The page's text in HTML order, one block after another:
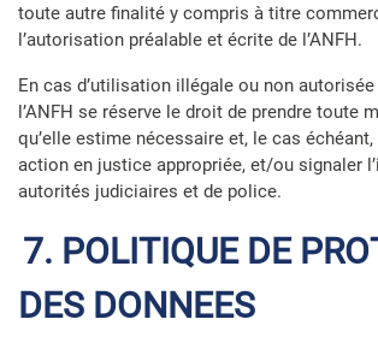
toute autre finalité y compris à titre
l’autorisation préalable et écrite de l’ANFH.
En cas d’utilisation illégale ou non
l’ANFH se réserve le droit de prendre toute
qu’elle estime nécessaire et, le cas échéant,
action en justice appropriée, et/ou signaler
autorités judiciaires et de police.
7. POLITIQUE DE
DES DONNEES